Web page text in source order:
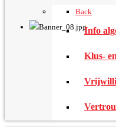
Back
Info
Klus-